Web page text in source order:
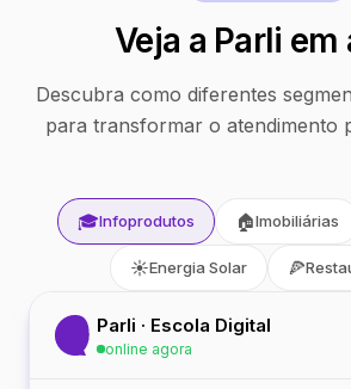
Veja a Parli em
Descubra como diferentes
para transformar o atendimento
🎓Infoprodutos 🏠Imobiliárias
☀️Energia Solar 🍕
Parli · Escola Digital
online agora